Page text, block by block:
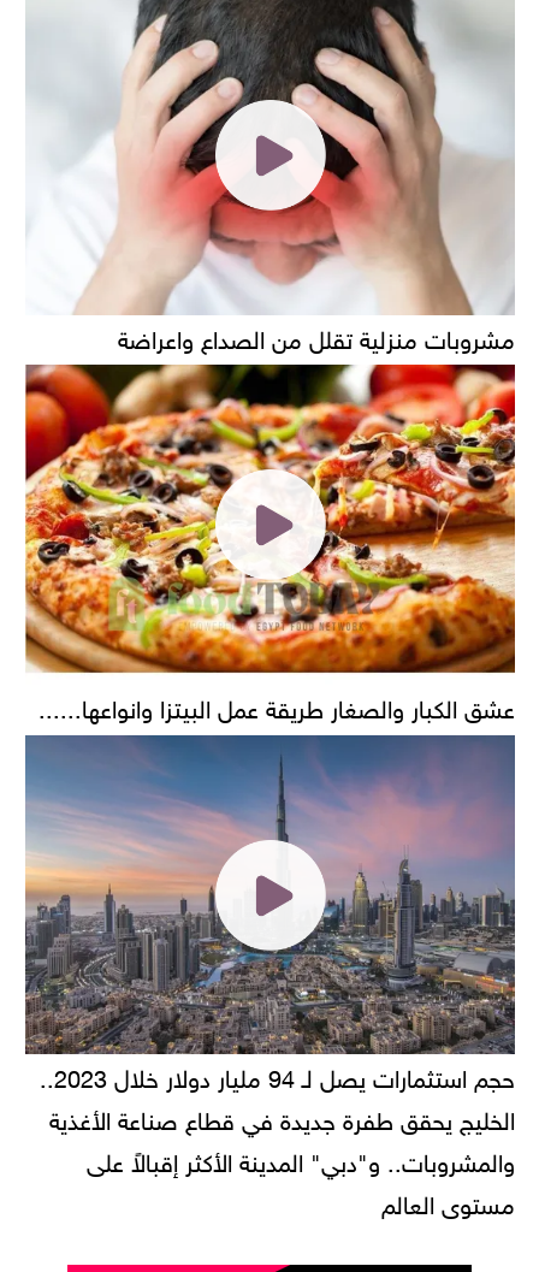
مشروبات منزلية تقلل من الصداع واعراضة
عشق الكبار والصغار طريقة عمل البيتزا وانواعها......
حجم استثمارات يصل لـ 94 مليار دولار خلال 2023..
الخليج يحقق طفرة جديدة في قطاع صناعة الأغذية
والمشروبات.. و"دبي" المدينة الأكثر إقبالاً على
مستوى العالم